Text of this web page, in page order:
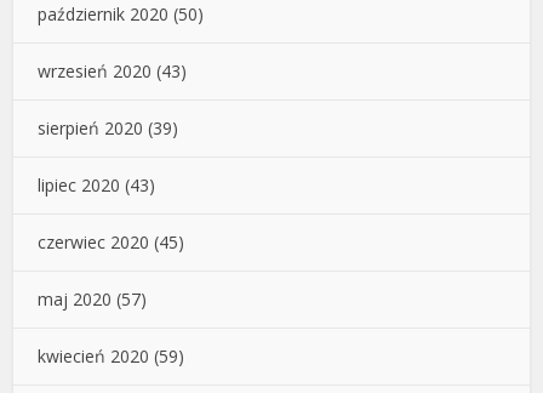
październik 2020 (50)
wrzesień 2020 (43)
sierpień 2020 (39)
lipiec 2020 (43)
czerwiec 2020 (45)
maj 2020 (57)
kwiecień 2020 (59)